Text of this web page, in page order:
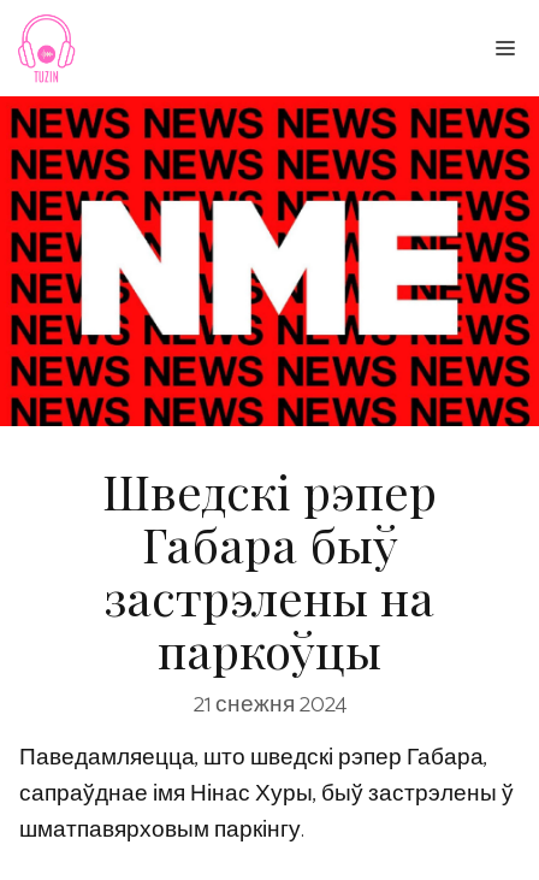
Skip
content
Шведскі рэпер
Габара быў
застрэлены на
паркоўцы
21 снежня 2024
Паведамляецца, што шведскі рэпер Габара,
сапраўднае імя Нінас Хуры, быў застрэлены ў
шматпавярховым паркінгу.